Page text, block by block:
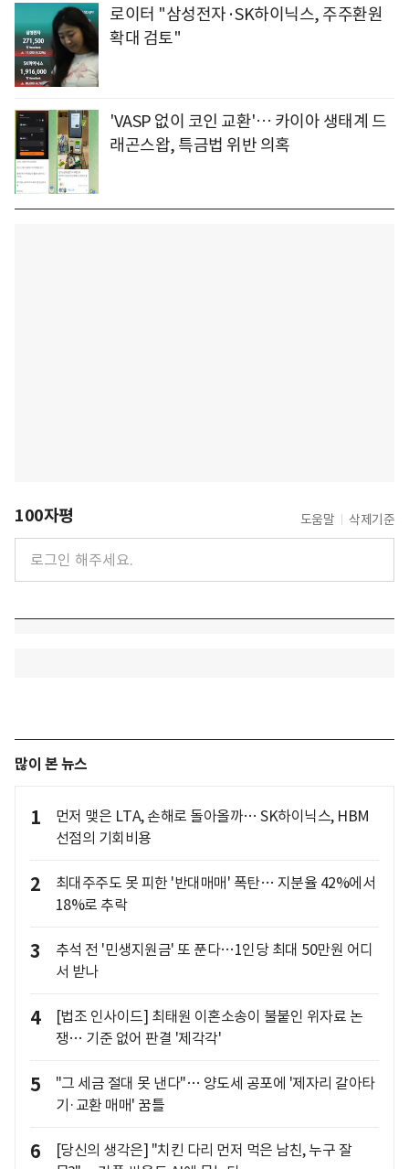
로이터 "삼성전자·SK하이닉스, 주주환원
확대 검토"
'VASP 없이 코인 교환'… 카이아 생태계 드
래곤스왑, 특금법 위반 의혹
100자평 도움말 삭제기준
많이 본 뉴스
1
먼저 맺은 LTA, 손해로 돌아올까… SK하이닉스, HBM
선점의 기회비용
2
최대주주도 못 피한 '반대매매' 폭탄… 지분율 42%에서
18%로 추락
3
추석 전 '민생지원금' 또 푼다…1인당 최대 50만원 어디
서 받나
4
[법조 인사이드] 최태원 이혼소송이 불붙인 위자료 논
쟁… 기준 없어 판결 '제각각'
5
"그 세금 절대 못 낸다"… 양도세 공포에 '제자리 갈아타
기·교환 매매' 꿈틀
6
[당신의 생각은] "치킨 다리 먼저 먹은 남친, 누구 잘